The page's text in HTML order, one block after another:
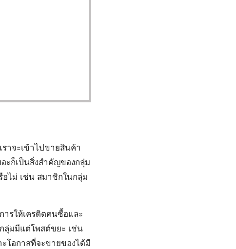
จะเข้าไปขายสินค้า
ะก็เป็นสิ่งสำคัญของกลุ่ม
ไม่ เช่น สมาชิกในกลุ่ม
รให้เครดิตคนซื้อและ
ลุ่มมีแต่โพสต์ขยะ เช่น
โอกาสที่จะขายของได้มี